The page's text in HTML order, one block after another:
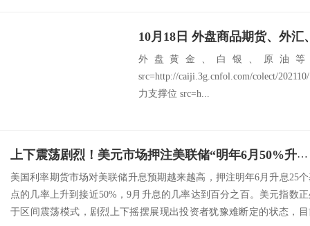
外盘黄金、白银、原油
src=http://caiji.3g.cnfol.com/colect/
力支撑位 src=h...
上下震荡剧烈！美元市场押注美联储“明年6月50%升息、9月几率百分百” 人民币中间价调升86基点
美国利率期货市场对美联储升息预期越来越高，押注明年6月升息25
点的几率上升到接近50%，9月升息的几率达到百分之百。美元指数
于区间震荡模式，剧烈上下摇摆展现出投资者犹豫难断定的状态，